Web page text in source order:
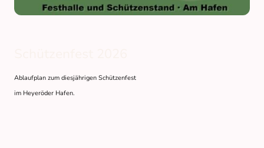
Ablaufplan zum diesjährigen Schützenfest
im Heyeröder Hafen.